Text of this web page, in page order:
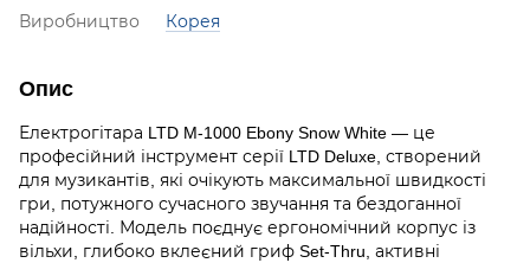
Виробництво
Корея
Опис
Електрогітара LTD M-1000 Ebony Snow White — це
професійний інструмент серії LTD Deluxe, створений
для музикантів, які очікують максимальної швидкості
гри, потужного сучасного звучання та бездоганної
надійності. Модель поєднує ергономічний корпус із
вільхи, глибоко вклеєний гриф Set-Thru, активні